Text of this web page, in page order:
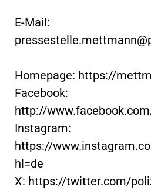
E-Mail:
Homepage: https://
Facebook:
http://
Instagram:
https://
hl=de
X: https://twitter.com/